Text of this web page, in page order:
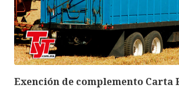
Exención de complemento Carta